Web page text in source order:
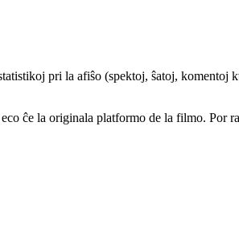
pri la afiŝo (spektoj, ŝatoj, komentoj
ĉe la originala platformo de la filmo. Por